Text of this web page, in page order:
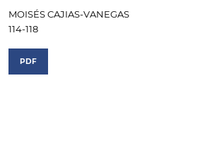
MOISÉS CAJIAS-VANEGAS
114-118
PDF